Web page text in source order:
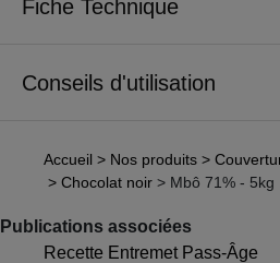
Fiche Technique
Conseils d'utilisation
Accueil > Nos produits >
> Chocolat noir > Mbô 71% - 5kg
Publications associées
Recette Entremet Pass-Âge